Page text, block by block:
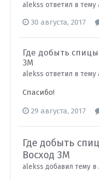
alekss ответил в тему
30 августа, 2017
Где добыть
3М
alekss ответил в тему
Спасибо!
29 августа, 2017
Где добыть
Восход 3М
alekss добавил тему в